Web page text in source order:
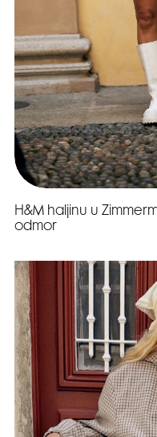
H&M haljinu u
odmor